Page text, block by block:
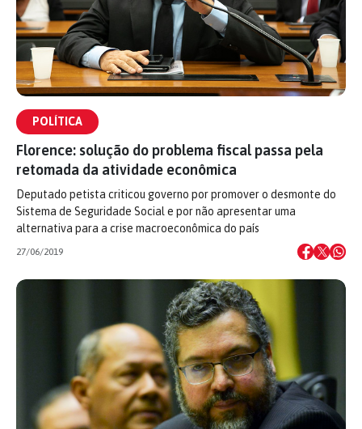
POLÍTICA
Florence: solução do problema fiscal passa pela
retomada da atividade econômica
Deputado petista criticou governo por promover o desmonte do
Sistema de Seguridade Social e por não apresentar uma
alternativa para a crise macroeconômica do país
27/06/2019